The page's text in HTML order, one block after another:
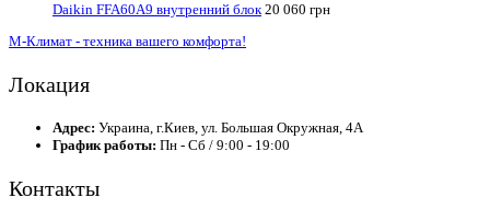
Daikin FFA60A9 внутренний блок 20 060 грн
М-Климат - техника вашего комфорта!
Локация
Адрес: Украина, г.Киев, ул. Большая Окружная, 4А
График работы: Пн - Сб / 9:00 - 19:00
Контакты